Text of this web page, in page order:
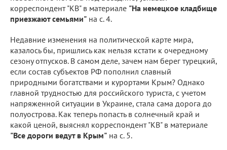
корреспондент "КВ" в материале "На немецкое кладбище
приезжают семьями" на с. 4.
Недавние изменения на политической карте мира,
казалось бы, пришлись как нельзя кстати к очередному
сезону отпусков. В самом деле, зачем нам берег турецкий,
если состав субъектов РФ пополнил славный
природными богатствами и курортами Крым? Однако
главной трудностью для российского туриста, с учетом
напряженной ситуации в Украине, стала сама дорога до
полуострова. Как теперь попасть в солнечный край и
какой ценой, выяснял корреспондент "КВ" в материале
"Все дороги ведут в Крым" на с. 5.